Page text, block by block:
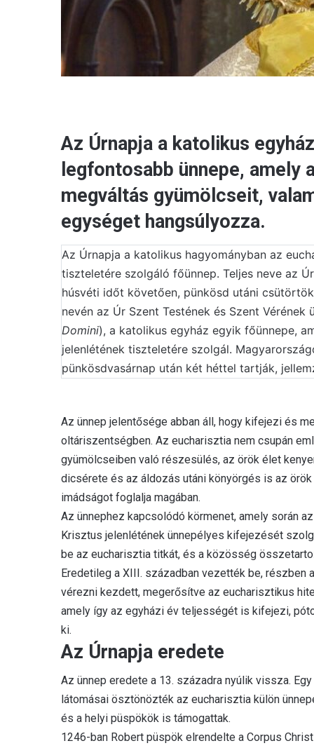
Az Úrnapja a katolikus
legfontosabb ünnepe,
megváltás gyümölcseit,
egységet hangsúlyozza.
Az Úrnapja a katolikus hagyományban az
tiszteletére szolgáló főünnep. Teljes neve az
húsvéti időt követően, pünkösd utáni
nevén az Úr Szent Testének és Szent Vérének
Domini), a katolikus egyház egyik főünnepe,
jelenlétének tiszteletére szolgál.
pünkösdvasárnap után két héttel tartják,
Az ünnep jelentősége abban áll, hogy kifejezi és
oltáriszentségben. Az eucharisztia nem csupán
gyümölcseiben való részesülés, az örök élet
dicsérete és az áldozás utáni könyörgés is az
imádságot foglalja magában.
Az ünnephez kapcsolódó körmenet, amely során
Krisztus jelenlétének ünnepélyes kifejezését
be az eucharisztia titkát, és a közösség
Eredetileg a XIII. században vezették be, részben
vérezni kezdett, megerősítve az eucharisztikus
amely így az egyházi év teljességét is kifejezi,
ki.
Az Úrnapja eredete
Az ünnep eredete a 13. századra nyúlik vissza.
látomásai ösztönözték az eucharisztia külön
és a helyi püspökök is támogattak.
1246-ban Robert püspök elrendelte a Corpus